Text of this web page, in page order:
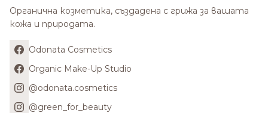
Органична козметика, създадена с грижа за вашата
кожа и природата.
Odonata Cosmetics
Organic Make-Up Studio
@odonata.cosmetics
@green_for_beauty